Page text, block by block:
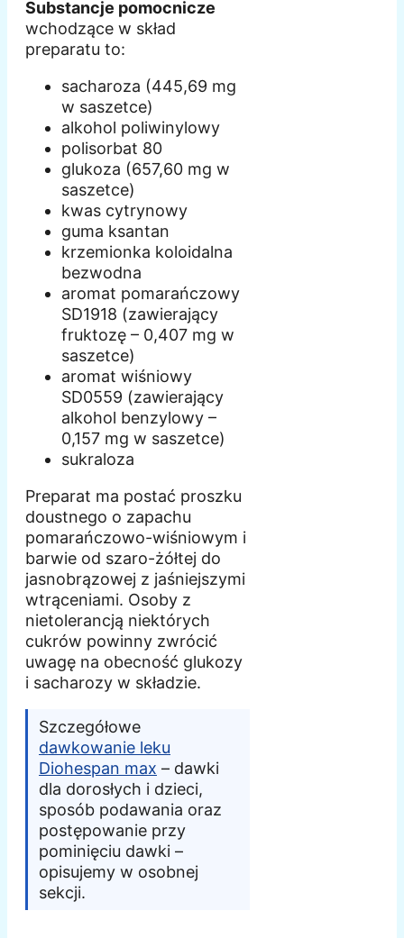
Substancje pomocnicze
wchodzące w skład
preparatu to:
sacharoza (445,69 mg
w saszetce)
alkohol poliwinylowy
polisorbat 80
glukoza (657,60 mg w
saszetce)
kwas cytrynowy
guma ksantan
krzemionka koloidalna
bezwodna
aromat pomarańczowy
SD1918 (zawierający
fruktozę – 0,407 mg w
saszetce)
aromat wiśniowy
SD0559 (zawierający
alkohol benzylowy –
0,157 mg w saszetce)
sukraloza
Preparat ma postać proszku
doustnego o zapachu
pomarańczowo-wiśniowym i
barwie od szaro-żółtej do
jasnobrązowej z jaśniejszymi
wtrąceniami. Osoby z
nietolerancją niektórych
cukrów powinny zwrócić
uwagę na obecność glukozy
i sacharozy w składzie.
Szczegółowe
dawkowanie leku
Diohespan max – dawki
dla dorosłych i dzieci,
sposób podawania oraz
postępowanie przy
pominięciu dawki –
opisujemy w osobnej
sekcji.